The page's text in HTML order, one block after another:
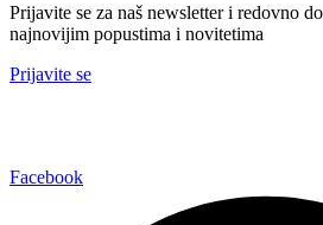
Prijavite se za naš newsletter i redovno
najnovijim popustima i novitetima
Prijavite se
Facebook